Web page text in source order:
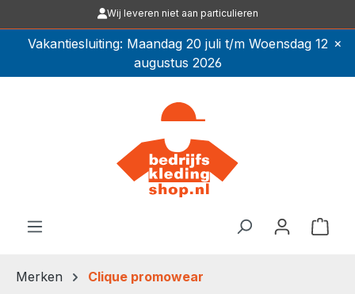
Ga naar de hoofdinhoudWij leveren niet aan particulieren
Vakantiesluiting: Maandag 20 juli t/m Woensdag 12
augustus 2026
×
Merken Clique promowear